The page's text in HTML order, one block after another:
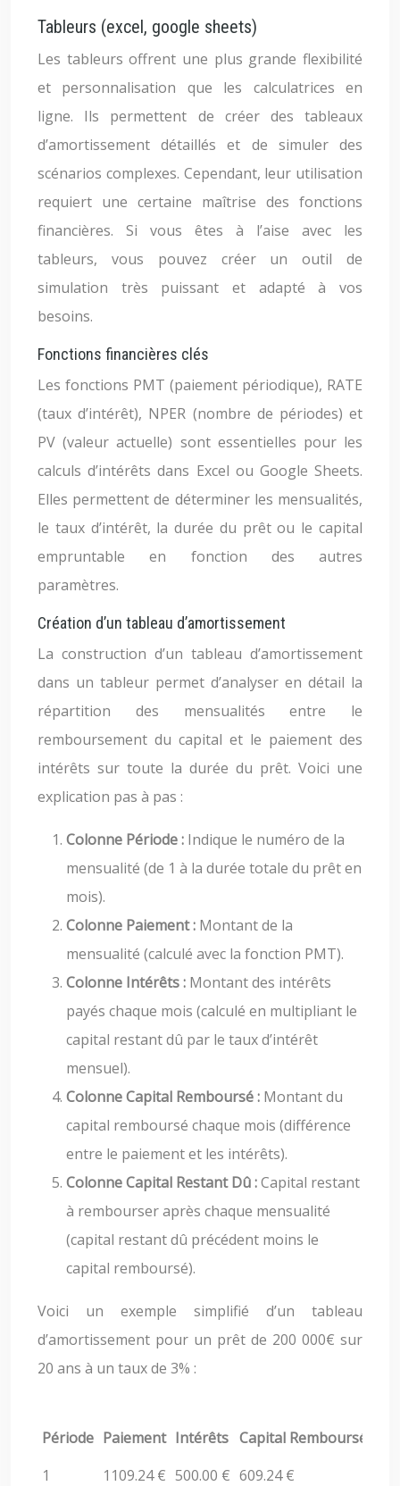
Tableurs (excel, google sheets)
Les tableurs offrent une plus grande flexibilité
et personnalisation que les calculatrices en
ligne. Ils permettent de créer des tableaux
d’amortissement détaillés et de simuler des
scénarios complexes. Cependant, leur utilisation
requiert une certaine maîtrise des fonctions
financières. Si vous êtes à l’aise avec les
tableurs, vous pouvez créer un outil de
simulation très puissant et adapté à vos
besoins.
Fonctions financières clés
Les fonctions PMT (paiement périodique), RATE
(taux d’intérêt), NPER (nombre de périodes) et
PV (valeur actuelle) sont essentielles pour les
calculs d’intérêts dans Excel ou Google Sheets.
Elles permettent de déterminer les mensualités,
le taux d’intérêt, la durée du prêt ou le capital
empruntable en fonction des autres
paramètres.
Création d’un tableau d’amortissement
La construction d’un tableau d’amortissement
dans un tableur permet d’analyser en détail la
répartition des mensualités entre le
remboursement du capital et le paiement des
intérêts sur toute la durée du prêt. Voici une
explication pas à pas :
Colonne Période : Indique le numéro de la
mensualité (de 1 à la durée totale du prêt en
mois).
Colonne Paiement : Montant de la
mensualité (calculé avec la fonction PMT).
Colonne Intérêts : Montant des intérêts
payés chaque mois (calculé en multipliant le
capital restant dû par le taux d’intérêt
mensuel).
Colonne Capital Remboursé : Montant du
capital remboursé chaque mois (différence
entre le paiement et les intérêts).
Colonne Capital Restant Dû :Capital restant
à rembourser après chaque mensualité
(capital restant dû précédent moins le
capital remboursé).
Voici un exemple simplifié d’un tableau
d’amortissement pour un prêt de 200 000€ sur
20 ans à un taux de 3% :
Période Paiement Intérêts Capital Remboursé
1
1109.24 € 500.00 € 609.24 €